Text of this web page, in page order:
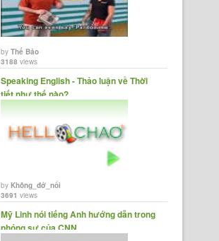
byThế Bảo
3188 views
Speaking English - Thảo luận về Thời
tiết như thế nào?
byKhông_đở_nổi
3691 views
Mỹ Linh nói tiếng Anh hướng dẫn trong
phóng sự của CNN ......